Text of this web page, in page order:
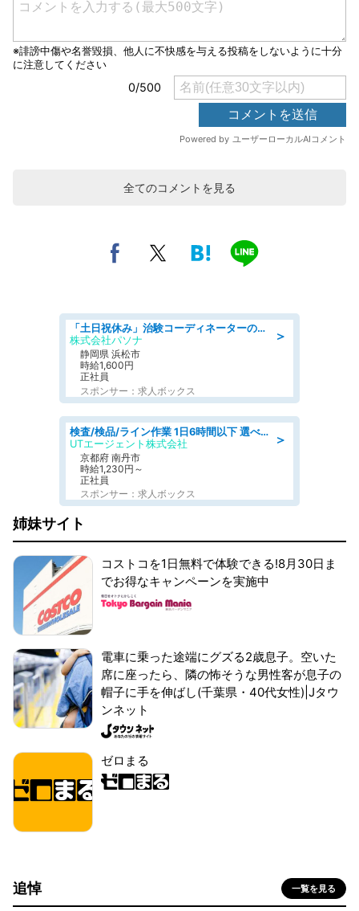
全てのコメントを見る
＞
「土日祝休み」治験コーディネーターのお仕事/未経験OK
株式会社パソナ
静岡県 浜松市
時給1,600円
正社員
スポンサー：求人ボックス
＞
検査/検品/ライン作業 1日6時間以下 選べる勤務時間 土日祝休 明るい髪色OK
UTエージェント株式会社
京都府 南丹市
時給1,230円～
正社員
スポンサー：求人ボックス
姉妹サイト
コストコを1日無料で体験できる!8月30日ま
でお得なキャンペーンを実施中
電車に乗った途端にグズる2歳息子。空いた
席に座ったら、隣の怖そうな男性客が息子の
帽子に手を伸ばし(千葉県・40代女性)|Jタウ
ンネット
ゼロまる
追悼 一覧を見る